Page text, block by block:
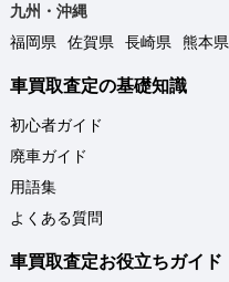
九州・沖縄
福岡県
佐賀県 長崎県 熊本県
車買取査定の基礎知識
初心者ガイド
廃車ガイド
用語集
よくある質問
車買取査定お役立ちガイド